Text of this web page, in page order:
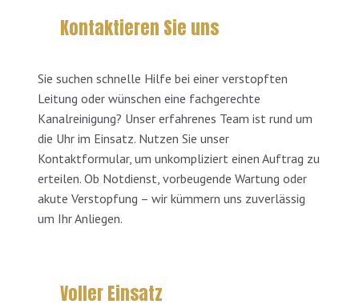
Kontaktieren Sie uns
Sie suchen schnelle Hilfe bei einer verstopften
Leitung oder wünschen eine fachgerechte
Kanalreinigung? Unser erfahrenes Team ist rund um
die Uhr im Einsatz. Nutzen Sie unser
Kontaktformular, um unkompliziert einen Auftrag zu
erteilen. Ob Notdienst, vorbeugende Wartung oder
akute Verstopfung – wir kümmern uns zuverlässig
um Ihr Anliegen.
Voller Einsatz